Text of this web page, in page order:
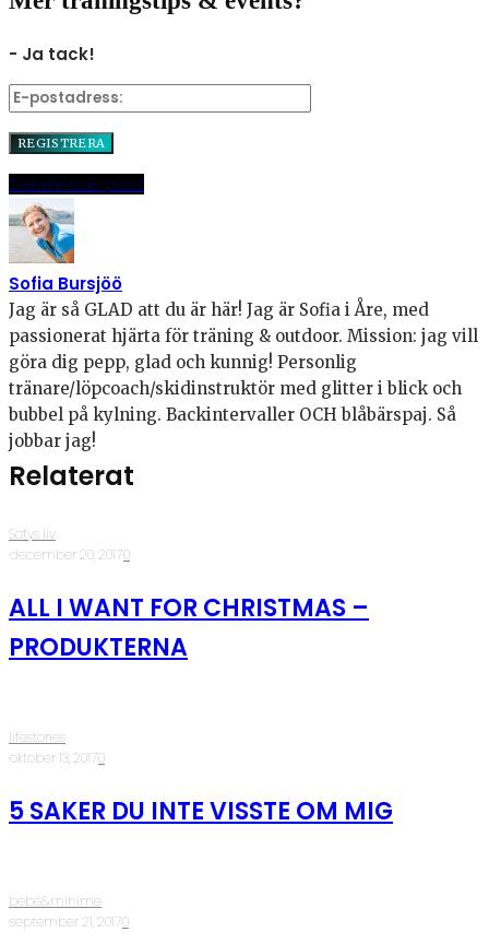
- Ja tack!
DelaPinnaE-post
Sofia Bursjöö
Jag är så GLAD att du är här! Jag är Sofia i Åre, med
passionerat hjärta för träning & outdoor. Mission: jag vill
göra dig pepp, glad och kunnig! Personlig
tränare/löpcoach/skidinstruktör med glitter i blick och
bubbel på kylning. Backintervaller OCH blåbärspaj. Så
jobbar jag!
Relaterat
Sofys liv
·december 20, 2017·0
ALL I WANT FOR CHRISTMAS –
PRODUKTERNA
lifestories
·oktober 13, 2017·0
5 SAKER DU INTE VISSTE OM MIG
bebé&minime
·september 21, 2017·0